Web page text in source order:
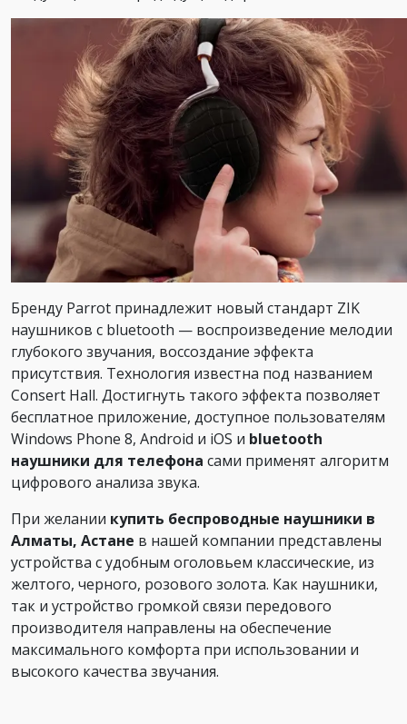
Бренду Parrot принадлежит новый стандарт ZIK
наушников с bluetooth — воспроизведение мелодии
глубокого звучания, воссоздание эффекта
присутствия. Технология известна под названием
Consert Hall. Достигнуть такого эффекта позволяет
бесплатное приложение, доступное пользователям
Windows Phone 8, Android и iOS и bluetooth
наушники для телефона сами применят алгоритм
цифрового анализа звука.
При желании купить беспроводные наушники в
Алматы, Астане в нашей компании представлены
устройства с удобным оголовьем классические, из
желтого, черного, розового золота. Как наушники,
так и устройство громкой связи передового
производителя направлены на обеспечение
максимального комфорта при использовании и
высокого качества звучания.